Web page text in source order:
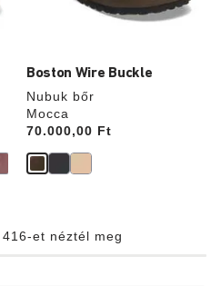
Boston Wire Buckle
Nubuk bőr
Mocca
Price:
70.000,00 Ft
et néztél meg